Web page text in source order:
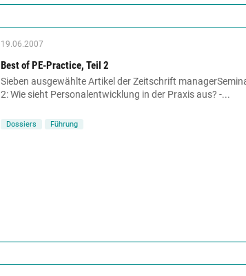
19.06.2007
Best of PE-Practice, Teil 2
Sieben ausgewählte Artikel der Zeitschrift
2: Wie sieht Personalentwicklung in der Praxis aus? -...
Dossiers Führung